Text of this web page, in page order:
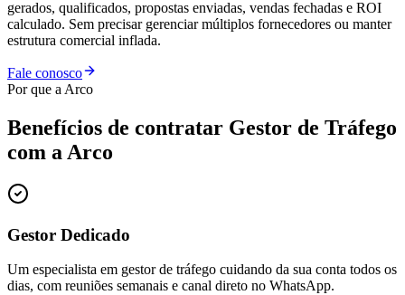
gerados, qualificados, propostas enviadas, vendas fechadas e ROI
calculado. Sem precisar gerenciar múltiplos fornecedores ou manter
estrutura comercial inflada.
Fale conosco
Por que a Arco
Benefícios de contratar Gestor de Tráfego
com a Arco
Gestor Dedicado
Um especialista em gestor de tráfego cuidando da sua conta todos os
dias, com reuniões semanais e canal direto no WhatsApp.